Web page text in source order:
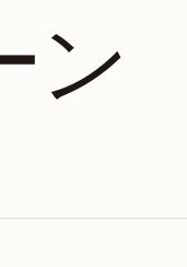
ン